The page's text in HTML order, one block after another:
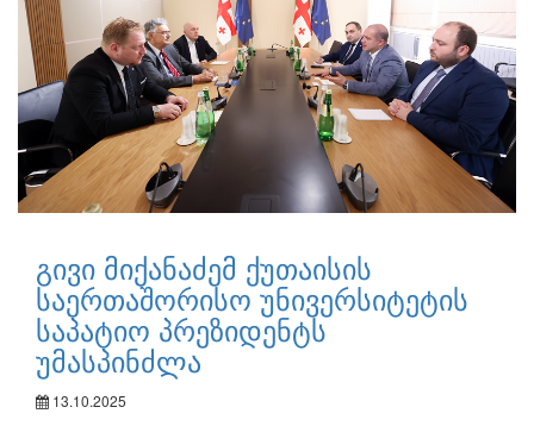
გივი მიქანაძემ ქუთაისის
საერთაშორისო უნივერსიტეტის
საპატიო პრეზიდენტს
უმასპინძლა
13.10.2025